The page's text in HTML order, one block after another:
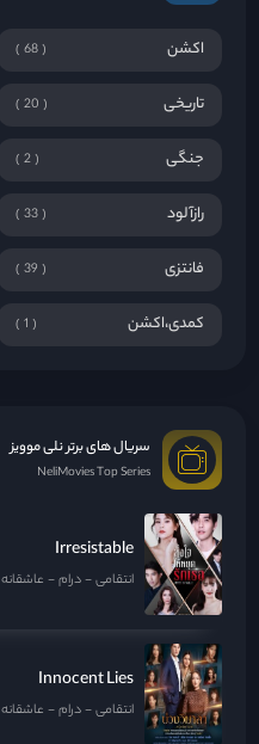
اکشن 68
تاریخی 20
جنگی 2
رازآلود 33
فانتزی 39
کمدی،اکشن 1
سریال های برتر نلی موویز
NeliMovies Top Series
Irresistable
انتقامی درام عاشقانه
Innocent Lies
انتقامی درام عاشقانه